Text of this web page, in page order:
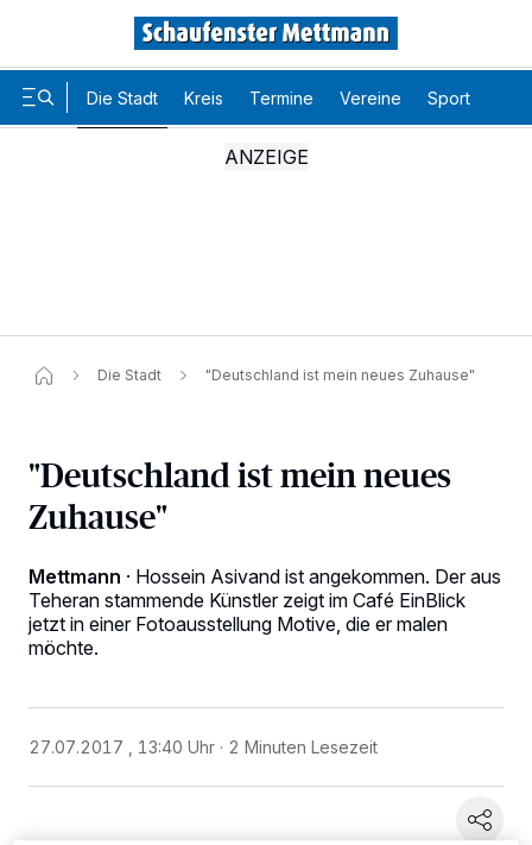
Die Stadt Kreis Termine Vereine Sport
Die Stadt "Deutschland ist mein neues Zuhause"
"Deutschland ist mein neues
Zuhause"
Mettmann · Hossein Asivand ist angekommen. Der aus
Teheran stammende Künstler zeigt im Café EinBlick
jetzt in einer Fotoausstellung Motive, die er malen
möchte.
27.07.2017 , 13:40 Uhr 2 Minuten Lesezeit
Wir und unsere218-Partner speichern und greifen auf
personenbezogene Daten wie Browserdaten oder eindeutige
Anzeigen möglicherweise nicht mehr so relevant für Sie. Sie können
dieses Menü jederzeit wieder aufrufen, um Ihre Einstellungen zu